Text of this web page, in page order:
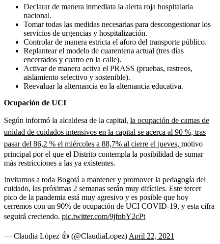
Declarar de manera inmediata la alerta roja hospitalaria
nacional.
Tomar todas las medidas necesarias para descongestionar los
servicios de urgencias y hospitalización.
Controlar de manera estricta el aforo del transporte público.
Replantear el modelo de cuarentena actual (tres días
encerrados y cuatro en la calle).
Activar de manera activa el PRASS (pruebas, rastreos,
aislamiento selectivo y sostenible).
Reevaluar la alternancia en la alternancia educativa.
Ocupación de UCI
Según informó la alcaldesa de la capital, la ocupación de camas de
unidad de cuidados intensivos en la capital se acerca al 90 %, tras
pasar del 86,2 % el miércoles a 88,7% al cierre el jueves, motivo
principal por el que el Distrito contempla la posibilidad de sumar
más restricciones a las ya existentes.
Invitamos a toda Bogotá a mantener y promover la pedagogía del
cuidado, las próximas 2 semanas serán muy difíciles. Este tercer
pico de la pandemia está muy agresivo y es posible que hoy
cerremos con un 90% de ocupación de UCI COVID-19, y esta cifra
seguirá creciendo. pic.twitter.com/9jfnbY2cPt
— Claudia López 👍 (@ClaudiaLopez) April 22, 2021